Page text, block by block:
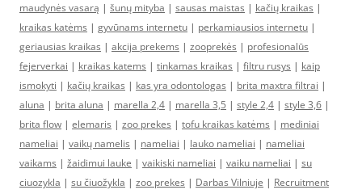
maudynės vasarą | šunų mityba | sausas maistas | kačių kraikas |
kraikas katėms | gyvūnams internetu | perkamiausios internetu |
geriausias kraikas | akcija prekems | zooprekės | profesionalūs
fejerverkai | kraikas katems | tinkamas kraikas | filtru rusys | kaip
ismokyti | kačių kraikas | kas yra odontologas | brita maxtra filtrai |
aluna | brita aluna | marella 2,4 | marella 3,5 | style 2,4 | style 3,6 |
brita flow | elemaris | zoo prekes | tofu kraikas katėms | mediniai
nameliai | vaikų namelis | nameliai | lauko nameliai | nameliai
vaikams | žaidimui lauke | vaikiski nameliai | vaiku nameliai | su
ciuozykla | su čiuožykla | zoo prekes | Darbas Vilniuje | Recruitment